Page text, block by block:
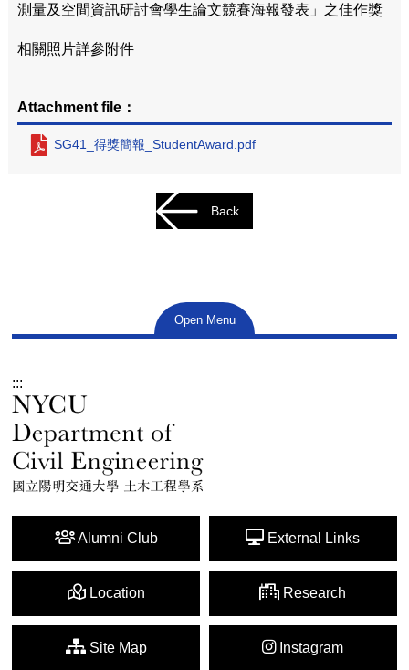
測量及空間資訊研討會學生論文競賽海報發表」之佳作獎
相關照片詳參附件
Attachment file：
SG41_得獎簡報_StudentAward.pdf
Back
Open Menu
:::
Alumni Club External Links
Location Research
Site Map Instagram